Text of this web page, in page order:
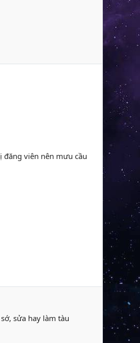
đăng viên nên mưu cầu
sửa hay làm tàu